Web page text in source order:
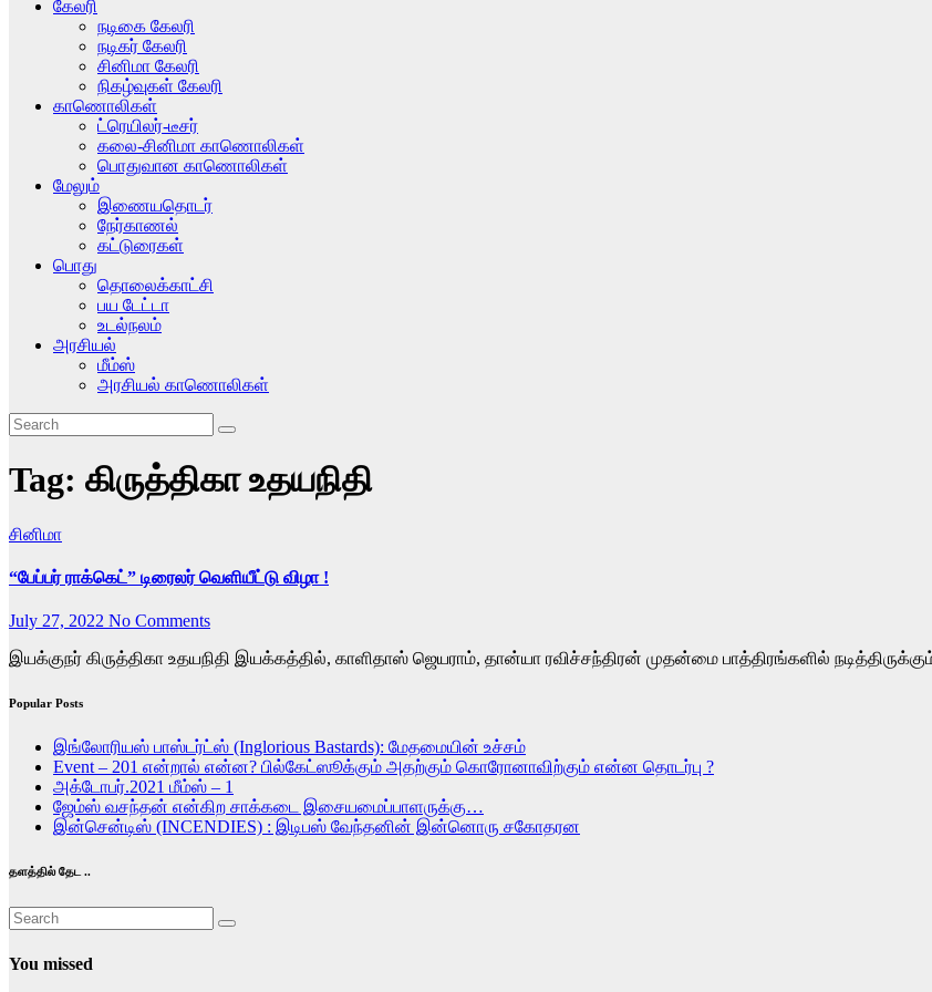
கேலரி
நடிகை கேலரி
நடிகர் கேலரி
சினிமா கேலரி
நிகழ்வுகள் கேலரி
காணொலிகள்
ட்ரெயிலர்-டீசர்
கலை-சினிமா காணொலிகள்
பொதுவான காணொலிகள்
மேலும்
இணையதொடர்
நேர்காணல்
கட்டுரைகள்
பொது
தொலைக்காட்சி
பய டேட்டா
உடல்நலம்
அரசியல்
மீம்ஸ்
அரசியல் காணொலிகள்
Tag: கிருத்திகா உதயநிதி
சினிமா
“பேப்பர் ராக்கெட்” டிரைலர் வெளியீட்டு விழா !
July 27, 2022 No Comments
இயக்குநர் கிருத்திகா உதயநிதி இயக்கத்தில், காளிதாஸ் ஜெயராம், தான்யா ரவிச்சந்திரன் முதன்மை பாத்திரங்களில்
Popular Posts
இங்லோரியஸ் பாஸ்டர்ட்ஸ் (Inglorious Bastards): மேதமையின் உச்சம்
Event – 201 என்றால் என்ன? பில்கேட்ஸூக்கும் அதற்கும் கொரோனாவிற்கும் என்ன தொடர்பு ?
அக்டோபர்.2021 மீம்ஸ் – 1
ஜேம்ஸ் வசந்தன் என்கிற சாக்கடை இசையமைப்பாளருக்கு…
இன்சென்டிஸ் (INCENDIES) : இடிபஸ் வேந்தனின் இன்னொரு சகோதரன
தளத்தில் தேட ..
You missed